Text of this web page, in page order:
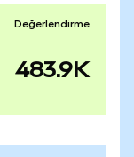
Değerlendirme
483.9K